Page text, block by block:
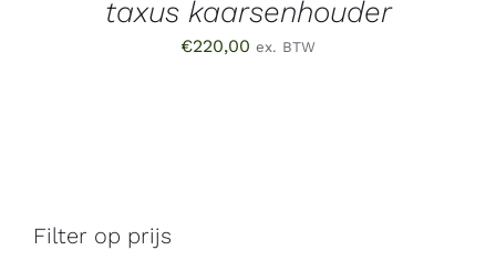
taxus kaarsenhouder
€220,00 ex. BTW
Filter op prijs